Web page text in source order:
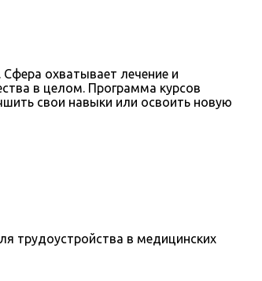
охватывает лечение и
в целом. Программа курсов
свои навыки или освоить новую
трудоустройства в медицинских